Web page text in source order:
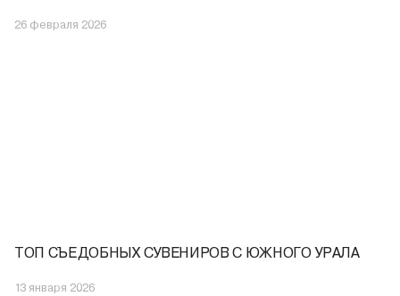
26 февраля 2026
ТОП СЪЕДОБНЫХ СУВЕНИРОВ С ЮЖНОГО УРАЛА
13 января 2026